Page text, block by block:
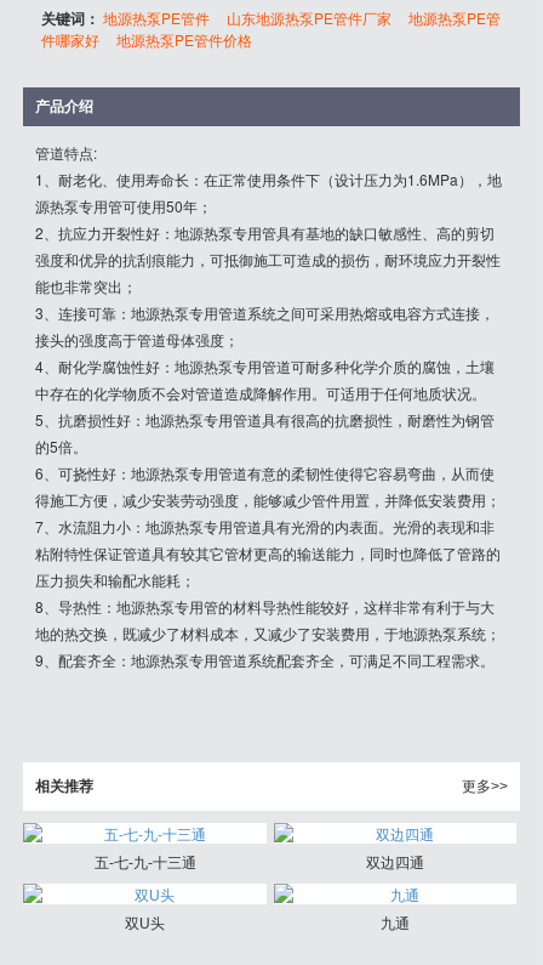
关键词：地源热泵PE管件 山东地源热泵PE管件厂家
地源热泵PE管
件哪家好
地源热泵PE管件价格
产品介绍
管道特点:
1、耐老化、使用寿命长：在正常使用条件下（设计压力为1.6MPa），地
源热泵专用管可使用50年；
2、抗应力开裂性好：地源热泵专用管具有基地的缺口敏感性、高的剪切
强度和优异的抗刮痕能力，可抵御施工可造成的损伤，耐环境应力开裂性
能也非常突出；
3、连接可靠：地源热泵专用管道系统之间可采用热熔或电容方式连接，
接头的强度高于管道母体强度；
4、耐化学腐蚀性好：地源热泵专用管道可耐多种化学介质的腐蚀，土壤
中存在的化学物质不会对管道造成降解作用。可适用于任何地质状况。
5、抗磨损性好：地源热泵专用管道具有很高的抗磨损性，耐磨性为钢管
的5倍。
6、可挠性好：地源热泵专用管道有意的柔韧性使得它容易弯曲，从而使
得施工方便，减少安装劳动强度，能够减少管件用置，并降低安装费用；
7、水流阻力小：地源热泵专用管道具有光滑的内表面。光滑的表现和非
粘附特性保证管道具有较其它管材更高的输送能力，同时也降低了管路的
压力损失和输配水能耗；
8、导热性：地源热泵专用管的材料导热性能较好，这样非常有利于与大
地的热交换，既减少了材料成本，又减少了安装费用，于地源热泵系统；
9、配套齐全：地源热泵专用管道系统配套齐全，可满足不同工程需求。
相关推荐 更多>>
五-七-九-十三通 双边四通
双U头 九通